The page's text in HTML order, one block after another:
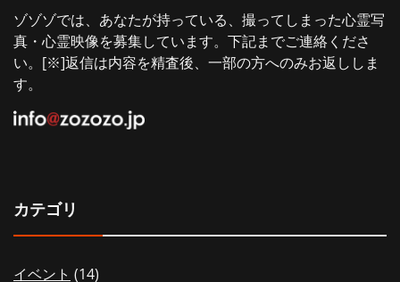
ゾゾゾでは、あなたが持っている、撮ってしまった心霊写
真・心霊映像を募集しています。下記までご連絡くださ
い。[※]返信は内容を精査後、一部の方へのみお返ししま
す。
カテゴリ
イベント (14)